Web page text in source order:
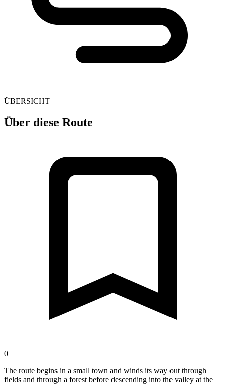
ÜBERSICHT
Über diese Route
0
The route begins in a small town and winds its way out through
fields and through a forest before descending into the valley at the